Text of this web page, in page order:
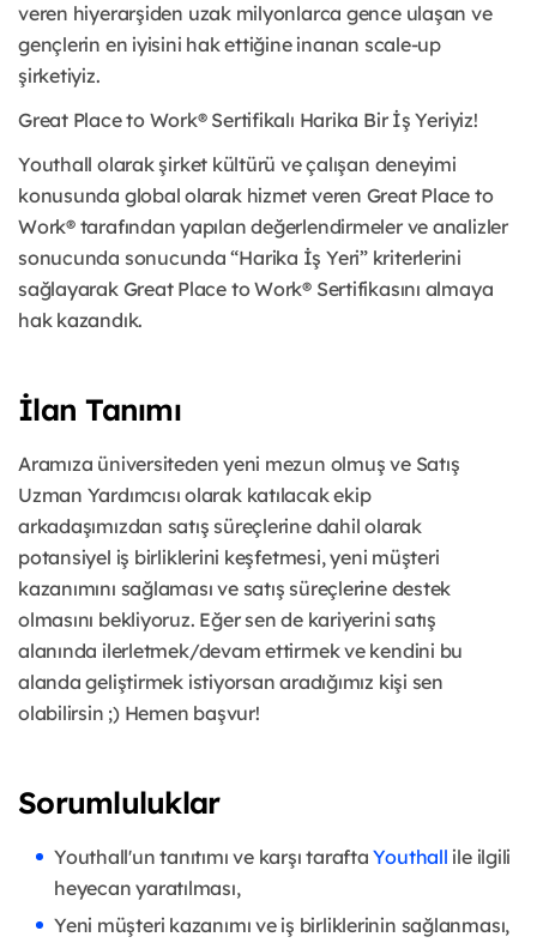
veren hiyerarşiden uzak milyonlarca gence ulaşan ve
gençlerin en iyisini hak ettiğine inanan scale-up
şirketiyiz.
Great Place to Work® Sertifikalı Harika Bir İş Yeriyiz!
Youthall olarak şirket kültürü ve çalışan deneyimi
konusunda global olarak hizmet veren Great Place to
Work® tarafından yapılan değerlendirmeler ve analizler
sonucunda sonucunda “Harika İş Yeri” kriterlerini
sağlayarak Great Place to Work® Sertifikasını almaya
hak kazandık.
İlan Tanımı
Aramıza üniversiteden yeni mezun olmuş ve Satış
Uzman Yardımcısı olarak katılacak ekip
arkadaşımızdan satış süreçlerine dahil olarak
potansiyel iş birliklerini keşfetmesi, yeni müşteri
kazanımını sağlaması ve satış süreçlerine destek
olmasını bekliyoruz. Eğer sen de kariyerini satış
alanında ilerletmek/devam ettirmek ve kendini bu
alanda geliştirmek istiyorsan aradığımız kişi sen
olabilirsin ;) Hemen başvur!
Sorumluluklar
Youthall'un tanıtımı ve karşı taraftaYouthall ile ilgili
heyecan yaratılması,
Yeni müşteri kazanımı ve iş birliklerinin sağlanması,